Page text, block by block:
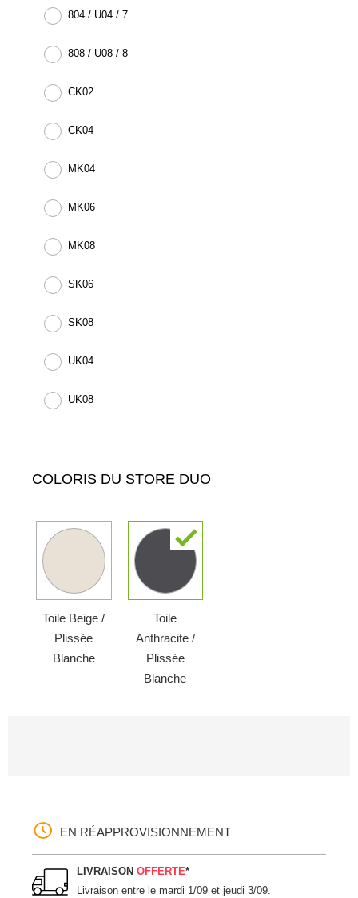
804 / U04 / 7
808 / U08 / 8
CK02
CK04
MK04
MK06
MK08
SK06
SK08
UK04
UK08
COLORIS DU STORE DUO
Toile Beige /
Plissée
Blanche
Toile
Anthracite /
Plissée
Blanche
EN RÉAPPROVISIONNEMENT
LIVRAISONOFFERTE*
Livraison entre lemardi 1/09 et jeudi 3/09